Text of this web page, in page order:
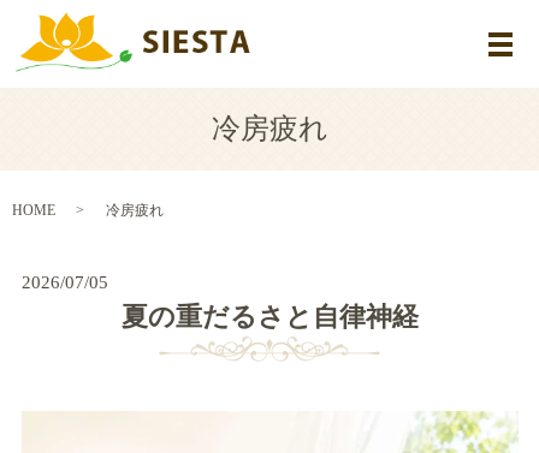
メ
冷房疲れ
HOME 冷房疲れ
2026/07/05
夏の重だるさと自律神経